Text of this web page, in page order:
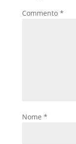
Commento *
Nome *